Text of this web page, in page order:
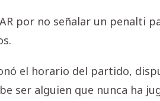
por no señalar un penalti
el horario del partido,
ser alguien que nunca ha